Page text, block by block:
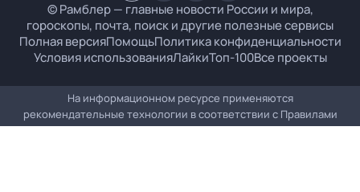
© Рамблер — главные новости России и мира,
гороскопы, почта, поиск и другие полезные сервисы
Полная версияПомощьПолитика конфиденциальности
Условия использованияЛайкиТоп-100Все проекты
На информационном ресурсе применяются
рекомендательные технологии в соответствии с Правилами